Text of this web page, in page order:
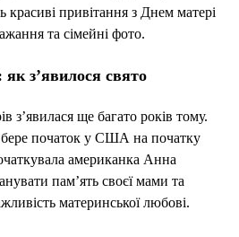
красиві привітання з Днем матері
та сімейні фото.
як з’явилося свято
з’явилася ще багато років тому.
початок у США на початку
американка Анна
пам’ять своєї мами та
материнської любові.